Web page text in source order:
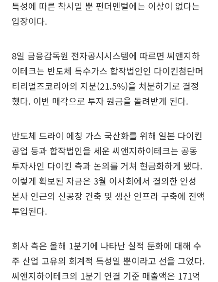
특성에 따른 착시일 뿐 펀더멘털에는 이상이 없다는
입장이다.
8일 금융감독원 전자공시시스템에 따르면 씨앤지하
이테크는 반도체 특수가스 합작법인인 다이킨첨단머
티리얼즈코리아의 지분(21.5%)을 처분하기로 결정
했다. 이번 매각으로 투자 원금을 돌려받게 된다.
반도체 드라이 에칭 가스 국산화를 위해 일본 다이킨
공업 등과 합작법인을 세운 씨앤지하이테크는 공동
투자사인 다이킨 측과 논의를 거쳐 현금화하게 됐다.
이렇게 확보된 자금은 3월 이사회에서 결의한 안성
본사 인근의 신공장 건축 및 생산 인프라 구축에 전액
투입된다.
회사 측은 올해 1분기에 나타난 실적 둔화에 대해 수
주 산업 고유의 회계적 특성일 뿐이라고 선을 그었다.
씨앤지하이테크의 1분기 연결 기준 매출액은 171억